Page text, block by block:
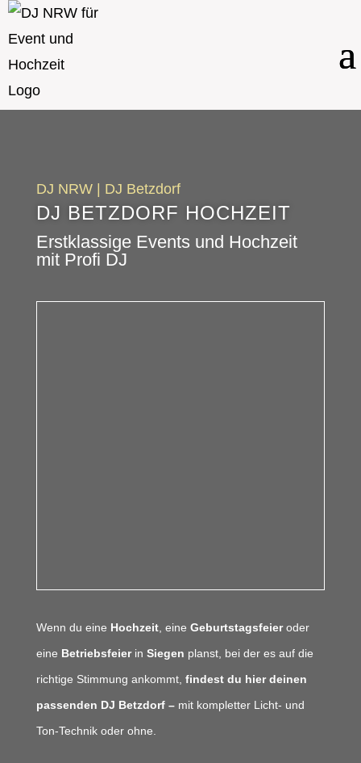
DJ NRW| DJ Betzdorf
DJ BETZDORF HOCHZEIT
Erstklassige Events und Hochzeit
mit Profi DJ
Wenn du eine Hochzeit, eine Geburtstagsfeieroder
eine Betriebsfeier in Siegen planst, bei der es auf die
richtige Stimmung ankommt, findest du hier deinen
passenden DJ Betzdorf – mit kompletter Licht- und
Ton-Technik oder ohne.